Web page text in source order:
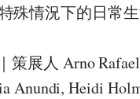
殊情況下的日常
策展人 Arno
Anundi, Heidi